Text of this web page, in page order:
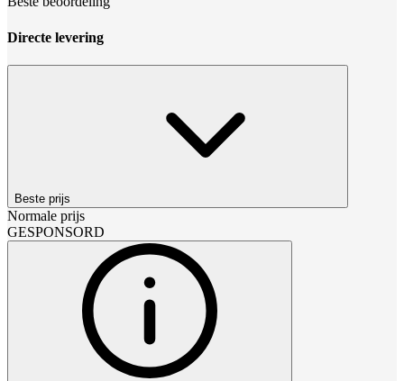
Directe levering
Beste prijs
Normale prijs
GESPONSORD